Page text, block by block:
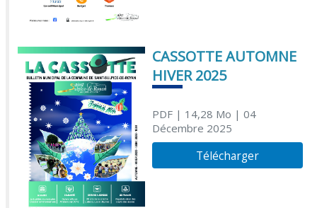
CASSOTTE AUTOMNE
HIVER 2025
PDF| 14,28 Mo | 04
Décembre 2025
Télécharger